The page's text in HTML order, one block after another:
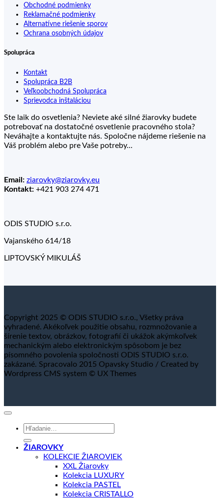
Obchodné podmienky
Reklamačné podmienky
Alternatívne riešenie sporov
Ochrana osobných údajov
Spolupráca
Kontakt
Spolupráca B2B
Veľkoobchodná Spolupráca
Sprievodca inštaláciou
Ste laik do osvetlenia? Neviete aké silné žiarovky budete
potrebovať na dostatočné osvetlenie pracovného stola?
Neváhajte a kontaktujte nás. Spoločne nájdeme riešenie na
Váš problém alebo pre Vaše potreby...
Email: ziarovky@ziarovky.eu
Kontakt: +421 903 274 471
ODIS STUDIO s.r.o.
Vajanského 614/18
LIPTOVSKÝ MIKULÁŠ
Copyright 2025 © ODIS STUDIO s.r.o., Všetky práva
vyhradené. Akékoľvek použitie obsahu, rozmnožovanie a
šírenie textov, obrázkov, fotografií či ukážok akýmkoľvek
mechanickým alebo elektronickým spôsobom je bez
písomného povolenia spoločnosti ODIS STUDIO s.r.o.
zakázané. Spracovalo 2015 Opavsky Studio / Created by
Wordpress CMS system © UX Themes
Hľadať:
ŽIAROVKY
KOLEKCIE ŽIAROVIEK
XXL Žiarovky
Kolekcia LUXURY
Kolekcia PASTEL
Kolekcia CRISTALLO